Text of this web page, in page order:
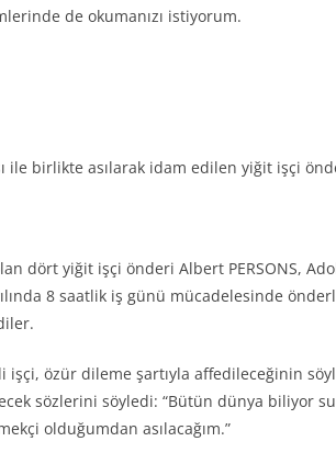
de okumanızı istiyorum.
ile birlikte asılarak idam edilen yiğit işçi
olan dört yiğit işçi önderi Albert PERSONS,
8 saatlik iş günü mücadelesinde
işçi, özür dileme şartıyla affedileceğinin
sözlerini söyledi: “Bütün dünya biliyor
olduğumdan asılacağım.”